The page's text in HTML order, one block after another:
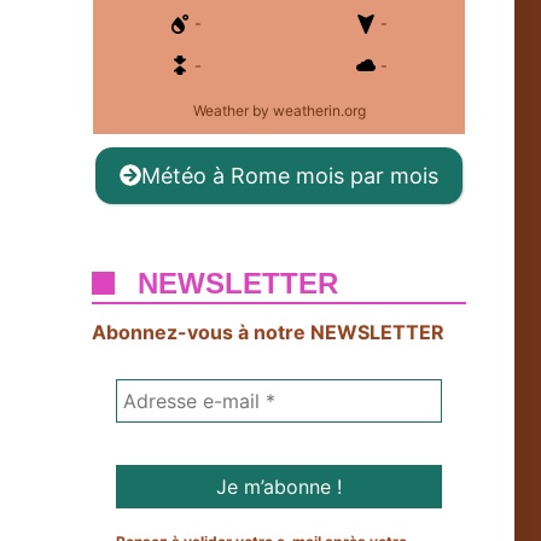
- -
- -
Weatherby weatherin.org
Météo à Rome mois par mois
NEWSLETTER
Abonnez-vous à notre NEWSLETTER